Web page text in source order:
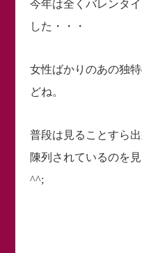
今年は全くバレンタ
した・・・
女性ばかりのあの独
どね。
普段は見ることすら
陳列されているのを
^^;